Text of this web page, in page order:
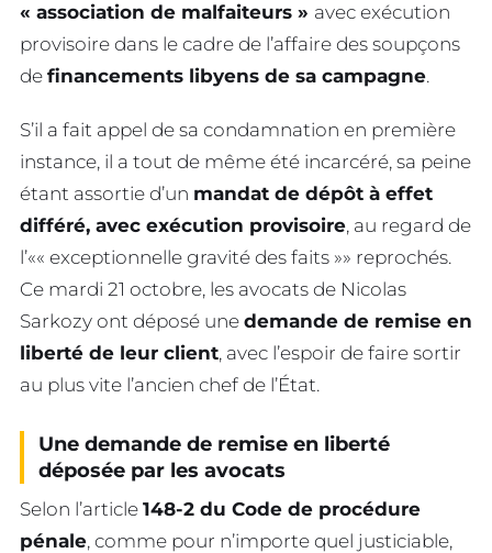
« association de malfaiteurs » avec exécution
provisoire dans le cadre de l’affaire des soupçons
de financements libyens de sa campagne.
S’il a fait appel de sa condamnation en première
instance, il a tout de même été incarcéré, sa peine
étant assortie d’un mandat de dépôt à effet
différé, avec exécution provisoire, au regard de
l’ « exceptionnelle gravité des faits »
reprochés.
Ce mardi 21 octobre, les avocats de Nicolas
Sarkozy ont déposé une demande de remise en
liberté de leur client, avec l’espoir de faire sortir
au plus vite l’ancien chef de l’État.
Une demande de remise en liberté
déposée par les avocats
Selon l’article 148-2 du Code de procédure
pénale, comme pour n’importe quel justiciable,